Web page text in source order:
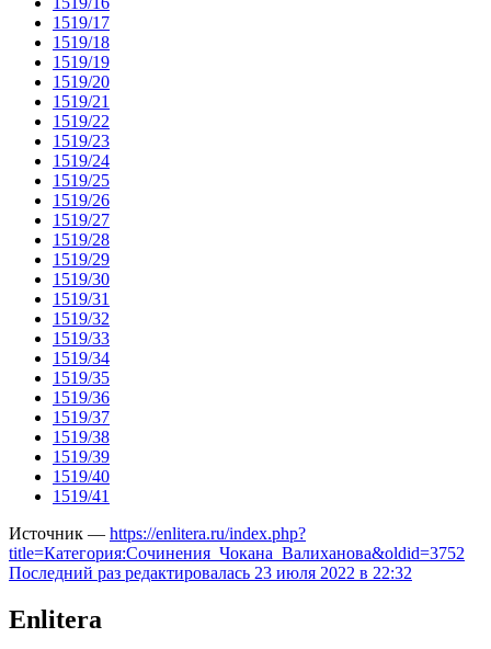
1519/17
1519/18
1519/19
1519/20
1519/21
1519/22
1519/23
1519/24
1519/25
1519/26
1519/27
1519/28
1519/29
1519/30
1519/31
1519/32
1519/33
1519/34
1519/35
1519/36
1519/37
1519/38
1519/39
1519/40
1519/41
Источник — https://enlitera.ru/index.php?
title=Категория:Сочинения_Чокана_Валиханова&oldid=3752
Последний раз редактировалась 23 июля 2022 в 22:32
Enlitera